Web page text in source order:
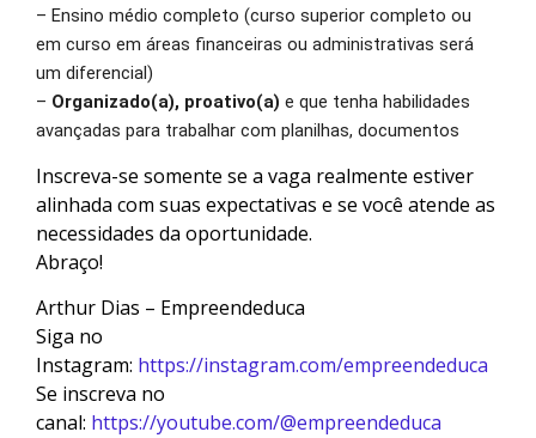
– Ensino médio completo (curso superior completo ou
em curso em áreas financeiras ou administrativas será
um diferencial)
– Organizado(a), proativo(a) e que tenha habilidades
avançadas para trabalhar com planilhas, documentos
Inscreva-se somente se a vaga realmente estiver
alinhada com suas expectativas e se você atende as
necessidades da oportunidade.
Abraço!
Arthur Dias – Empreendeduca
Siga no
Instagram: https://instagram.com/empreendeduca
Se inscreva no
canal: https://youtube.com/@empreendeduca